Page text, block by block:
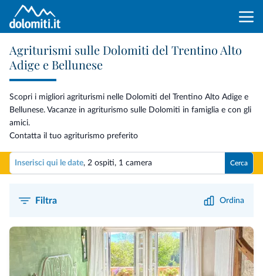
Agriturismi sulle Dolomiti del Trentino Alto
Adige e Bellunese
Scopri i migliori agriturismi nelle Dolomiti del Trentino Alto Adige e
Bellunese. Vacanze in agriturismo sulle Dolomiti in famiglia e con gli
amici.
Contatta il tuo agriturismo preferito
Inserisci qui le date, 2 ospiti, 1 camera Cerca
Filtra Ordina